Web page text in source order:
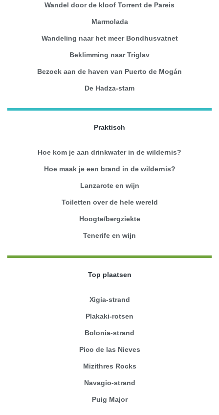
Wandel door de kloof Torrent de Pareis
Marmolada
Wandeling naar het meer Bondhusvatnet
Beklimming naar Triglav
Bezoek aan de haven van Puerto de Mogán
De Hadza-stam
Praktisch
Hoe kom je aan drinkwater in de wildernis?
Hoe maak je een brand in de wildernis?
Lanzarote en wijn
Toiletten over de hele wereld
Hoogte/bergziekte
Tenerife en wijn
Top plaatsen
Xigia-strand
Plakaki-rotsen
Bolonia-strand
Pico de las Nieves
Mizithres Rocks
Navagio-strand
Puig Major